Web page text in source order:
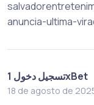
anuncia-ultima-
تسجيل دخول 1xBet
18 de agosto de